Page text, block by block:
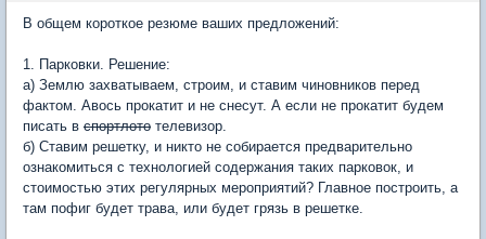
В общем короткое резюме ваших предложений:
1. Парковки. Решение:
а) Землю захватываем, строим, и ставим чиновников перед
фактом. Авось прокатит и не снесут. А если не прокатит будем
писать в спортлото телевизор.
б) Ставим решетку, и никто не собирается предварительно
ознакомиться с технологией содержания таких парковок, и
стоимостью этих регулярных мероприятий? Главное построить, а
там пофиг будет трава, или будет грязь в решетке.